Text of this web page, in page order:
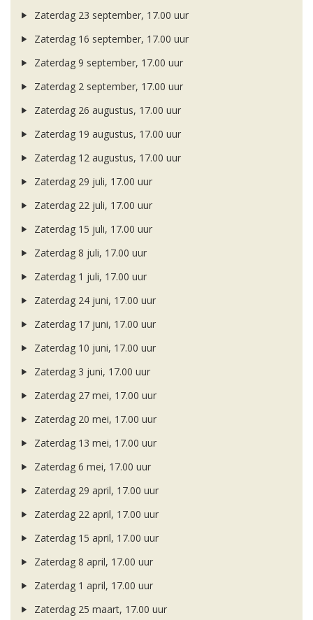
Zaterdag 23 september, 17.00 uur
Zaterdag 16 september, 17.00 uur
Zaterdag 9 september, 17.00 uur
Zaterdag 2 september, 17.00 uur
Zaterdag 26 augustus, 17.00 uur
Zaterdag 19 augustus, 17.00 uur
Zaterdag 12 augustus, 17.00 uur
Zaterdag 29 juli, 17.00 uur
Zaterdag 22 juli, 17.00 uur
Zaterdag 15 juli, 17.00 uur
Zaterdag 8 juli, 17.00 uur
Zaterdag 1 juli, 17.00 uur
Zaterdag 24 juni, 17.00 uur
Zaterdag 17 juni, 17.00 uur
Zaterdag 10 juni, 17.00 uur
Zaterdag 3 juni, 17.00 uur
Zaterdag 27 mei, 17.00 uur
Zaterdag 20 mei, 17.00 uur
Zaterdag 13 mei, 17.00 uur
Zaterdag 6 mei, 17.00 uur
Zaterdag 29 april, 17.00 uur
Zaterdag 22 april, 17.00 uur
Zaterdag 15 april, 17.00 uur
Zaterdag 8 april, 17.00 uur
Zaterdag 1 april, 17.00 uur
Zaterdag 25 maart, 17.00 uur